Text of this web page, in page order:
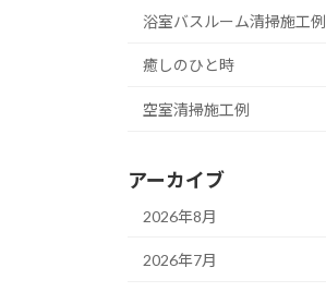
浴室バスルーム清掃施工例
癒しのひと時
空室清掃施工例
アーカイブ
2026年8月
2026年7月